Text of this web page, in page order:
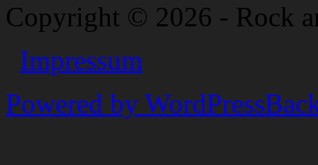
Copyright © 2026 - Rock
Impressum
Powered by WordPress